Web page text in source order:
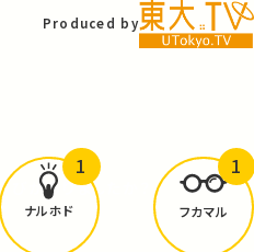
Produced by
びがありましたか？
ナルホド
1
フカマル
1